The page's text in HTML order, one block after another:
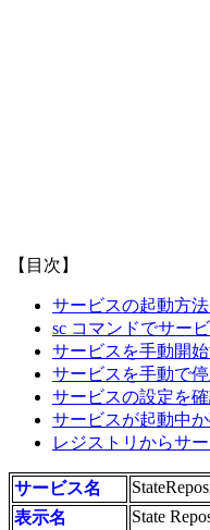
【目次】
サービスの起動方
sc コマンドでサー
サービスを手動開
サービスを手動で
サービスの設定を
サービスが起動中
レジストリからサ
サービス名
表示名
State